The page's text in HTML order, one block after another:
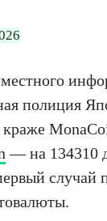
полиция
краже
— на 134310
случай